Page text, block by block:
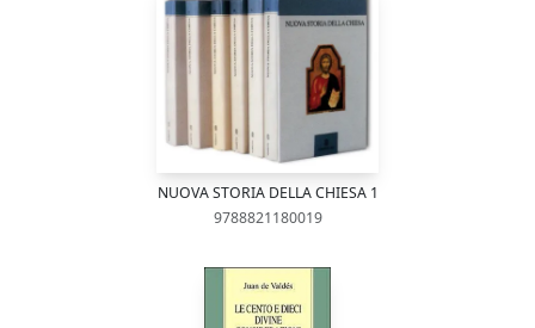
NUOVA STORIA DELLA CHIESA 1
9788821180019